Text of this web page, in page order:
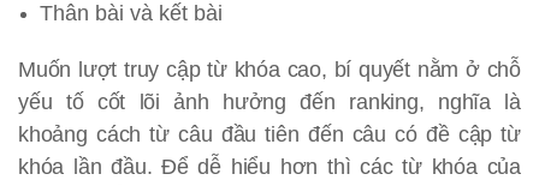
Thân bài và kết bài
Muốn lượt truy cập từ khóa cao, bí quyết nằm ở chỗ
yếu tố cốt lõi ảnh hưởng đến ranking, nghĩa là
khoảng cách từ câu đầu tiên đến câu có đề cập từ
khóa lần đầu. Để dễ hiểu hơn thì các từ khóa của